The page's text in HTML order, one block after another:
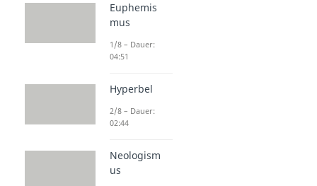
Euphemis
mus
1/8 – Dauer:
04:51
Hyperbel
2/8 – Dauer:
02:44
Neologism
us